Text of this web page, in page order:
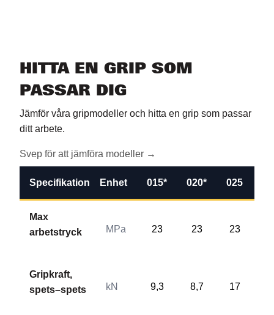
HITTA EN GRIP SOM
PASSAR DIG
Jämför våra gripmodeller och hitta en grip som passar
ditt arbete.
Svep för att jämföra modeller →
Specifikation Enhet 015* 020* 025
Max
arbetstryck
MPa 23 23 23
Gripkraft,
spets–spets
kN 9,3 8,7 17